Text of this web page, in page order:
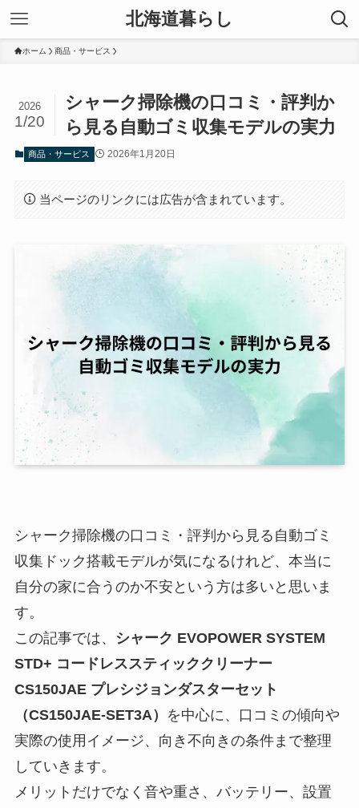
北海道暮らし
ホーム 商品・サービス
シャーク掃除機の口コミ・評判か
ら見る自動ゴミ収集モデルの実力
2026
1/20
商品・サービス 2026年1月20日
当ページのリンクには広告が含まれています。
シャーク掃除機の口コミ・評判から見る自動ゴミ
収集ドック搭載モデルが気になるけれど、本当に
自分の家に合うのか不安という方は多いと思いま
す。
この記事では、
シャーク EVOPOWER SYSTEM
STD+ コードレススティッククリーナー
CS150JAE プレシジョンダスターセット
（CS150JAE-SET3A）
を中心に、口コミの傾向や
実際の使用イメージ、向き不向きの条件まで整理
していきます。
メリットだけでなく音や重さ、バッテリー、設置